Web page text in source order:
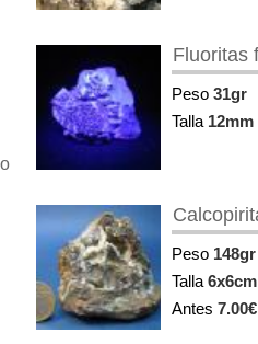
Fluoritas
Peso 31gr
Talla 12mm
Peso 148gr
Talla 6x6cm
Antes 7.00€